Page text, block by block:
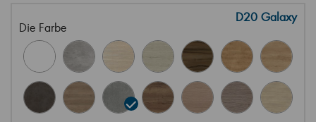
Die Farbe
D20 Galaxy